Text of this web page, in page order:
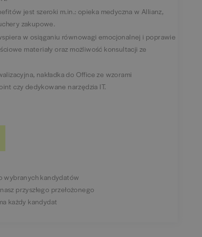
jest szeroki m.in.: opieka medyczna w Allianz,
zakupowe.
w osiąganiu równowagi emocjonalnej i poprawie
materiały oraz możliwość konsultacji ze
nakładka do Office ze wzorami
czy dedykowane narzędzia IT.
wybranych kandydatów
przyszłego przełożonego
każdy kandydat